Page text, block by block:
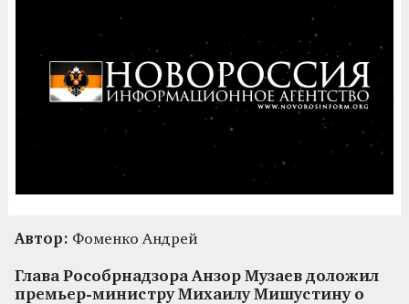
Автор: Фоменко Андрей
Глава Рособрнадзора Анзор Музаев доложил
премьер-министру Михаилу Мишустину о